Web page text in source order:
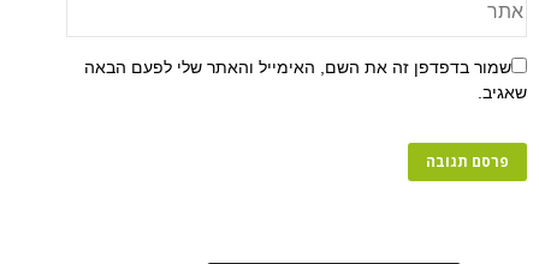
שמור בדפדפן זה את השם, האימייל והאתר שלי לפעם הבאה
שאגיב.